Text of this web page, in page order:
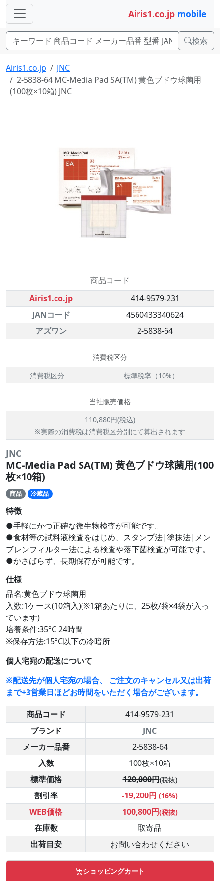
Airis1.co.jp mobile
検索
Airis1.co.jp
JNC
2-5838-64 MC-Media Pad SA(TM) 黄色ブドウ球菌用
(100枚×10箱) JNC
商品コード
Airis1.co.jp
414-9579-231
JANコード
4560433340624
アズワン
2-5838-64
消費税区分
消費税区分
標準税率（10%）
当社販売価格
110,880円(税込)
※実際の消費税は消費税区分別にて算出されます
JNC
MC-Media Pad SA(TM) 黄色ブドウ球菌用(100
枚×10箱)
商品 冷蔵品
特徴
●手軽にかつ正確な微生物検査が可能です。
●食材等の試料液検査をはじめ、スタンプ法|塗抹法|メン
ブレンフィルター法による検査や落下菌検査が可能です。
●かさばらず、長期保存が可能です。
仕様
品名:黄色ブドウ球菌用
入数:1ケース(10箱入)(※1箱あたりに、25枚/袋×4袋が入っ
ています)
培養条件:35°C 24時間
※保存方法:15°C以下の冷暗所
個人宅宛の配送について
※配送先が個人宅宛の場合、 ご注文のキャンセル又は出荷
まで+3営業日ほどお時間をいただく場合がございます。
商品コード
414-9579-231
ブランド
JNC
メーカー品番
2-5838-64
入数
100枚×10箱
標準価格
120,000円(税抜)
割引率 -19,200円 (16%)
WEB価格 100,800円(税抜)
在庫数
取寄品
出荷目安
お問い合わせください
ショッピングカート